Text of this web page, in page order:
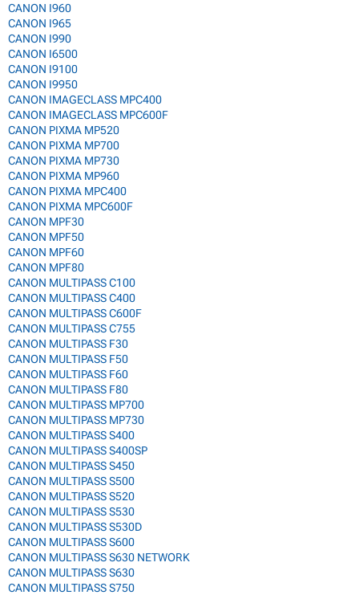
CANON I960
CANON I965
CANON I990
CANON I6500
CANON I9100
CANON I9950
CANON IMAGECLASS MPC400
CANON IMAGECLASS MPC600F
CANON PIXMA MP520
CANON PIXMA MP700
CANON PIXMA MP730
CANON PIXMA MP960
CANON PIXMA MPC400
CANON PIXMA MPC600F
CANON MPF30
CANON MPF50
CANON MPF60
CANON MPF80
CANON MULTIPASS C100
CANON MULTIPASS C400
CANON MULTIPASS C600F
CANON MULTIPASS C755
CANON MULTIPASS F30
CANON MULTIPASS F50
CANON MULTIPASS F60
CANON MULTIPASS F80
CANON MULTIPASS MP700
CANON MULTIPASS MP730
CANON MULTIPASS S400
CANON MULTIPASS S400SP
CANON MULTIPASS S450
CANON MULTIPASS S500
CANON MULTIPASS S520
CANON MULTIPASS S530
CANON MULTIPASS S530D
CANON MULTIPASS S600
CANON MULTIPASS S630 NETWORK
CANON MULTIPASS S630
CANON MULTIPASS S750